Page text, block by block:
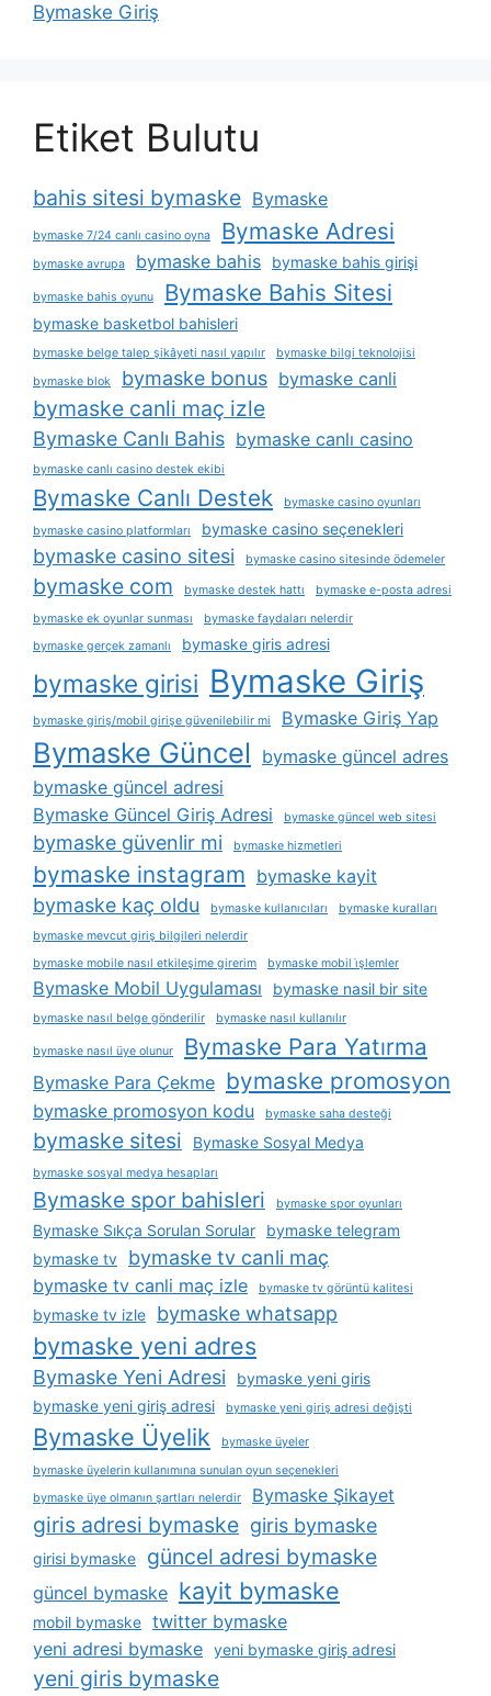
Bymaske Giriş
Etiket Bulutu
bahis sitesi bymaske Bymaske
bymaske 7/24 canlı casino oyna Bymaske Adresi
bymaske avrupa bymaske bahis bymaske bahis girişi
bymaske bahis oyunu Bymaske Bahis Sitesi
bymaske basketbol bahisleri
bymaske belge talep şikâyeti nasıl yapılır
bymaske bilgi teknolojisi
bymaske blok
bymaske bonus bymaske canli
bymaske canli maç izle
Bymaske Canlı Bahis bymaske canlı casino
bymaske canlı casino destek ekibi
Bymaske Canlı Destek
bymaske casino oyunları
bymaske casino platformları
bymaske casino seçenekleri
bymaske casino sitesi bymaske casino sitesinde ödemeler
bymaske com bymaske destek hattı
bymaske e-posta adresi
bymaske ek oyunlar sunması
bymaske faydaları nelerdir
bymaske gerçek zamanlı
bymaske giris adresi
bymaske girisi Bymaske Giriş
bymaske giriş/mobil girişe güvenilebilir mi Bymaske Giriş Yap
Bymaske Güncel
bymaske güncel adres
bymaske güncel adresi
Bymaske Güncel Giriş Adresi
bymaske güncel web sitesi
bymaske güvenlir mi bymaske hizmetleri
bymaske instagram bymaske kayit
bymaske kaç oldu bymaske kullanıcıları
bymaske kuralları
bymaske mevcut giriş bilgileri nelerdir
bymaske mobile nasıl etkileşime girerim
bymaske mobil i̇şlemler
Bymaske Mobil Uygulaması bymaske nasil bir site
bymaske nasıl belge gönderilir bymaske nasıl kullanılır
bymaske nasıl üye olunur Bymaske Para Yatırma
Bymaske Para Çekme bymaske promosyon
bymaske promosyon kodu bymaske saha desteği
bymaske sitesi Bymaske Sosyal Medya
bymaske sosyal medya hesapları
Bymaske spor bahisleri bymaske spor oyunları
Bymaske Sıkça Sorulan Sorular
bymaske telegram
bymaske tv
bymaske tv canli maç
bymaske tv canli maç izle bymaske tv görüntü kalitesi
bymaske tv izle bymaske whatsapp
bymaske yeni adres
Bymaske Yeni Adresi
bymaske yeni giris
bymaske yeni giriş adresi
bymaske yeni giriş adresi değişti
Bymaske Üyelik
bymaske üyeler
bymaske üyelerin kullanımına sunulan oyun seçenekleri
bymaske üye olmanın şartları nelerdir
Bymaske Şikayet
giris adresi bymaske giris bymaske
girisi bymaske güncel adresi bymaske
güncel bymaske kayit bymaske
mobil bymaske twitter bymaske
yeni adresi bymaske yeni bymaske giriş adresi
yeni giris bymaske